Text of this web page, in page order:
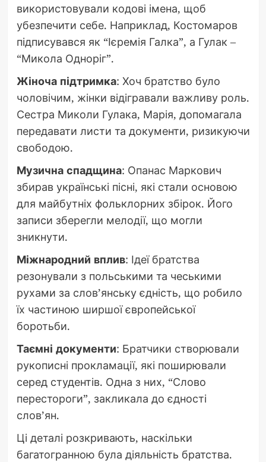
використовували кодові імена, щоб
убезпечити себе. Наприклад, Костомаров
підписувався як “Ієремія Галка”, а Гулак –
“Микола Одноріг”.
Жіноча підтримка: Хоч братство було
чоловічим, жінки відігравали важливу роль.
Сестра Миколи Гулака, Марія, допомагала
передавати листи та документи, ризикуючи
свободою.
Музична спадщина: Опанас Маркович
збирав українські пісні, які стали основою
для майбутніх фольклорних збірок. Його
записи зберегли мелодії, що могли
зникнути.
Міжнародний вплив: Ідеї братства
резонували з польськими та чеськими
рухами за слов’янську єдність, що робило
їх частиною ширшої європейської
боротьби.
Таємні документи: Братчики створювали
рукописні прокламації, які поширювали
серед студентів. Одна з них, “Слово
перестороги”, закликала до єдності
слов’ян.
Ці деталі розкривають, наскільки
багатогранною була діяльність братства.